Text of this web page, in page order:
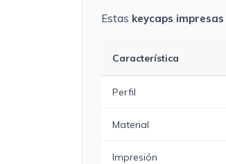
Estas keycaps impresas
Característica
Perfil
Material
Impresión